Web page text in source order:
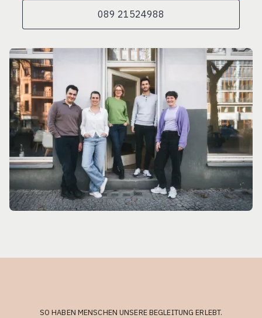
089 21524988
SO HABEN MENSCHEN UNSERE BEGLEITUNG ERLEBT.